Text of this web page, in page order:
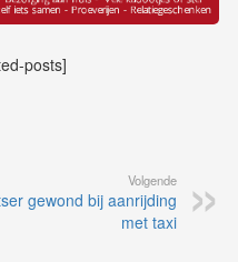
posts]
Volgende
gewond bij aanrijding
met taxi